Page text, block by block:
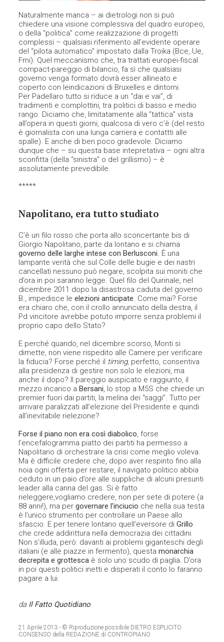
Naturalmente manca – ai dietrologi non si può
chiedere una visione complessiva del quadro europeo,
o della “politica” come realizzazione di progetti
complessi – qualsiasi riferimento all’evidente operare
del “pilota automatico” impostato dalla Troika (Bce, Ue,
Fmi). Quel meccanismo che, tra trattati europei-fiscal
compact-pareggio di bilancio, fa sì che qualsiasi
governo venga formato dovrà esser allineato e
coperto con leindicazioni di Bruxelles e dintorni.
Per Padellaro tutto si riduce a un “dai e vai”, di
tradimenti e complottini, tra politici di basso e medio
rango. Diciamo che, limitatamente alla “tattica” vista
all’opera in questi giorni, qualcosa di vero c’è (del resto
è giornalista con una lunga carriera e contattti alle
spalle). E anche di ben poco gradevole. Diciamo
dunque che – su questa base intepretativa – ogni altra
sconfitta (della “sinistra” o del grillismo) – è
assolutamente prevedibile.
*****
Napolitano, era tutto studiato
C’è un filo rosso che porta allo sconcertante bis di
Giorgio Napolitano, parte da lontano e si chiama
governo delle larghe intese con Berlusconi. È una
lampante verità che sul Colle delle bugie e dei nastri
cancellati nessuno può negare, scolpita sui moniti che
d’ora in poi saranno legge. Quel filo del Quirinale, nel
dicembre 2011 dopo la disastrosa caduta del governo
B., impedisce leelezioni anticipate. Come mai? Forse
era chiaro che, con il crollo annunciato della destra, il
Pd vincitore avrebbe potuto imporre senza problemi il
proprio capo dello Stato?
E perché quando, nel dicembre scorso, Monti si
dimette, non viene rispedito alle Camere per verificare
la fiducia? Forse perché il timing, perfetto, consentiva
alla presidenza di gestire non solo le elezioni, ma
anche il dopo? Il pareggio auspicato e raggiunto, il
mezzo incarico aBersani, lo stop a M5S che chiede un
premier fuori dai partiti, la melina dei “saggi”. Tutto per
arrivare paralizzati all’elezione del Presidente e quindi
all’inevitabile rielezione?
Forse il piano non era così diabolico, forse
l’encefalogramma piatto dei partiti ha permesso a
Napolitano di orchestrare la crisi come meglio voleva.
Ma è difficile credere che, dopo aver respinto fino alla
noia ogni offerta per restare, il navigato politico abbia
ceduto in un paio d’ore alle suppliche di alcuni presunti
leader alla canna del gas. Si è fatto
rieleggere,vogliamo credere, non per sete di potere (a
88 anni!), ma pergovernare l’inciucio che nella sua testa
è l’unico strumento per controllare un Paese allo
sfascio. E per tenere lontano quell’eversore diGrillo
che crede addirittura nella democrazia dei cittadini.
Non s’illuda, però: davanti ai problemi giganteschi degli
italiani (e alle piazze in fermento), questamonarchia
decrepita e grottesca è solo uno scudo di paglia. D’ora
in poi questi politici inetti e disperati il conto lo faranno
pagare a lui.
da Il Fatto Quotidiano
21 Aprile 2013 - © Riproduzione possibile DIETRO ESPLICITO
CONSENSO della REDAZIONE di CONTROPIANO